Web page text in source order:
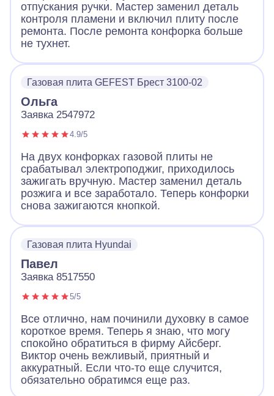
отпускания ручки. Мастер заменил деталь
контроля пламени и включил плиту после
ремонта. После ремонта конфорка больше
не тухнет.
Газовая плита GEFEST Брест 3100-02
Ольга
Заявка 2547972
4.9/5
На двух конфорках газовой плиты не
срабатывал электроподжиг, приходилось
зажигать вручную. Мастер заменил деталь
розжига и все заработало. Теперь конфорки
снова зажигаются кнопкой.
Газовая плита Hyundai
Павел
Заявка 8517550
5/5
Все отлично, нам починили духовку в самое
короткое время. Теперь я знаю, что могу
спокойно обратиться в фирму Айсберг.
Виктор очень вежливый, приятный и
аккуратный. Если что-то еще случится,
обязательно обратимся еще раз.